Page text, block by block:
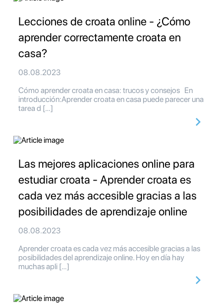
Lecciones de croata online - ¿Cómo
aprender correctamente croata en
casa?
08.08.2023
Cómo aprender croata en casa: trucos y consejos En
introducción:Aprender croata en casa puede parecer una
tarea d […]
Las mejores aplicaciones online para
estudiar croata - Aprender croata es
cada vez más accesible gracias a las
posibilidades de aprendizaje online
08.08.2023
Aprender croata es cada vez más accesible gracias a las
posibilidades del aprendizaje online. Hoy en día hay
muchas apli […]